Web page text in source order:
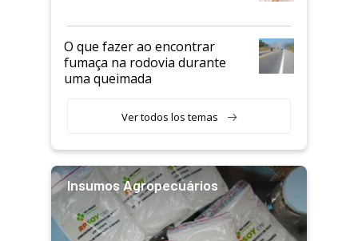
O que fazer ao encontrar
fumaça na rodovia durante
uma queimada
Ver todos los temas
Insumos Agropecuários